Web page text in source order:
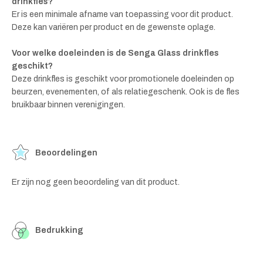
Er is een minimale afname van toepassing voor dit product.
Deze kan variëren per product en de gewenste oplage.
Voor welke doeleinden is de Senga Glass drinkfles
geschikt?
Deze drinkfles is geschikt voor promotionele doeleinden op
beurzen, evenementen, of als relatiegeschenk. Ook is de fles
bruikbaar binnen verenigingen.
Beoordelingen
Er zijn nog geen beoordeling van dit product.
Bedrukking